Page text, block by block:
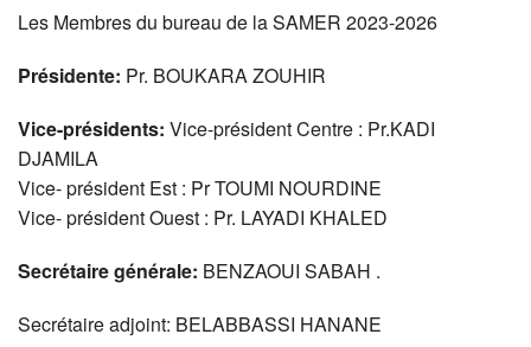
Congrès
Actualités
Agenda
Les Membres du bureau de laSAMER 2023-2026
Présidente: Pr. BOUKARAZOUHIR
Vice-présidents: Vice-président Centre : Pr.KADI
DJAMILA
Vice- président Est : PrTOUMI NOURDINE
Vice- président Ouest : Pr. LAYADI KHALED
Secrétaire générale: BENZAOUI SABAH .
Secrétaire adjoint: BELABBASSI HANANE